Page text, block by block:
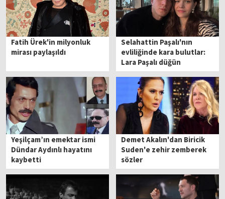
Fatih Ürek'in milyonluk
mirası paylaşıldı
Selahattin Paşalı'nın
evliliğinde kara bulutlar:
Lara Paşalı düğün
fotoğraflarını sildi!
Yeşilçam’ın emektar ismi
Dündar Aydınlı hayatını
kaybetti
Demet Akalın'dan Biricik
Suden'e zehir zemberek
sözler